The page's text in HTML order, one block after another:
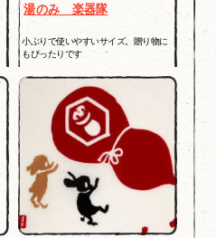
湯のみ 楽器隊
小ぶりで使いやすいサイズ。贈り物に
もぴったりです